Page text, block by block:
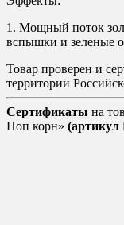
1. Мощный поток
вспышки и зеленые
Товар проверен и
территории
Сертификаты на
Поп корн» (артикул